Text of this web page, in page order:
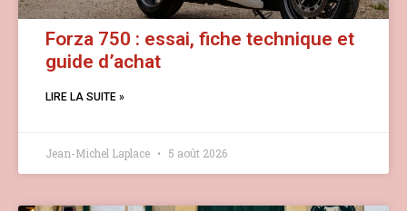
Forza 750 : essai, fiche technique et
guide d’achat
LIRE LA SUITE »
Jean-Michel Laplace 5 août 2026